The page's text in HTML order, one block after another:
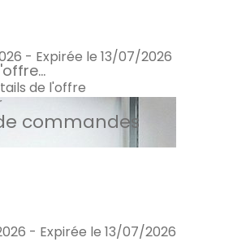
- Expirée le 13/07/2026
de l'offre
commandes
- Expirée le 13/07/2026